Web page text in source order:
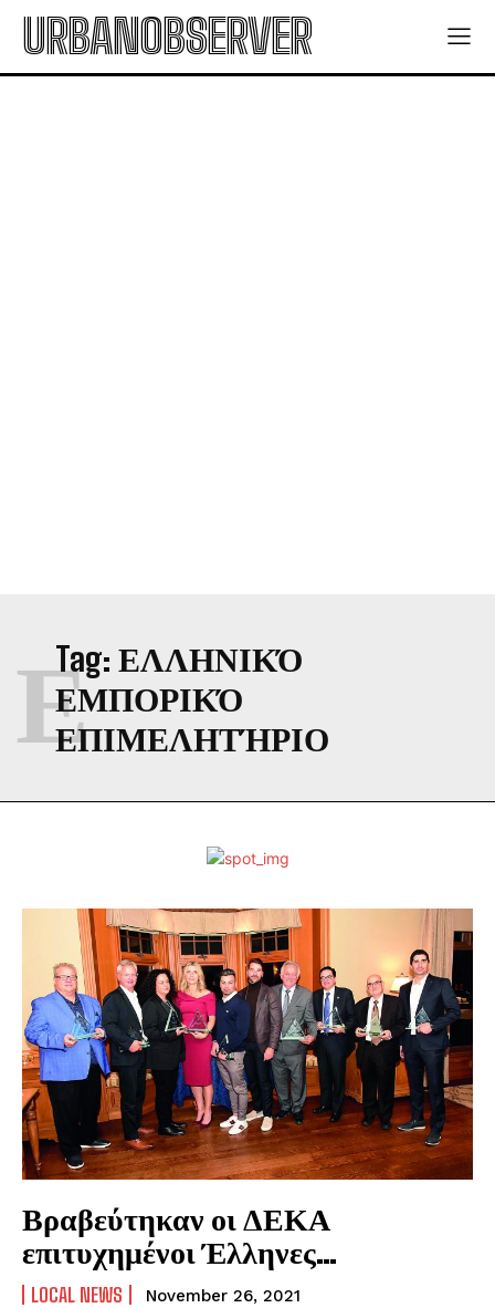
URBANOBSERVER
Tag: ΕΛΛΗΝΙΚΌ
ΕΜΠΟΡΙΚΌ
ΕΠΙΜΕΛΗΤΉΡΙΟ
Ε
Βραβεύτηκαν οι ΔΕΚΑ
επιτυχημένοι Έλληνες…
LOCAL NEWS November 26, 2021